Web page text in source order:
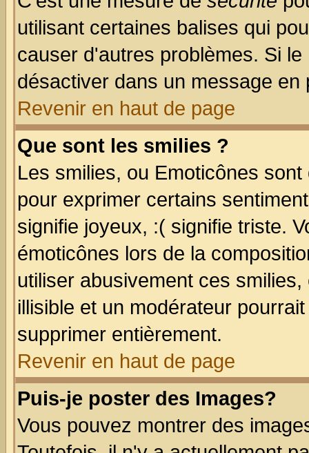
utilisant certaines balises qui
causer d'autres problèmes. Si
désactiver dans un message
Revenir en haut de page
Que sont les smilies ?
Les smilies, ou Emoticônes
pour exprimer certains
signifie joyeux, :( signifie triste.
émoticônes lors de la
utiliser abusivement ces
illisible et un modérateur
supprimer entièrement.
Revenir en haut de page
Puis-je poster des Images?
Vous pouvez montrer des